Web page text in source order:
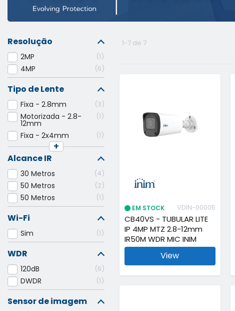
1-7 de 7
EM STOCK VDIN-00005
CB40VS - TUBULAR LITE
IP 4MP MTZ 2.8-12mm
IR50M WDR MIC INIM
View
Resolução
2MP 1
4MP 6
Tipo de Lente
Fixa - 2.8mm 3
Motorizada - 2.8-
12mm
1
Fixa - 2x4mm 1
+
Alcance IR
30 Metros 4
50 Metros 2
50 Metros 1
Wi-Fi
Sim 1
WDR
120dB 6
DWDR 1
Sensor de imagem